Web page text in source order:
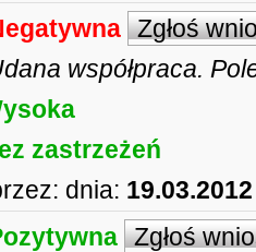
Zgłoś
współpraca.
zastrzeżeń
dnia:
Zgłoś